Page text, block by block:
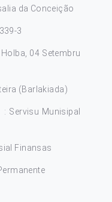
3
04 Setembru
Munisipal